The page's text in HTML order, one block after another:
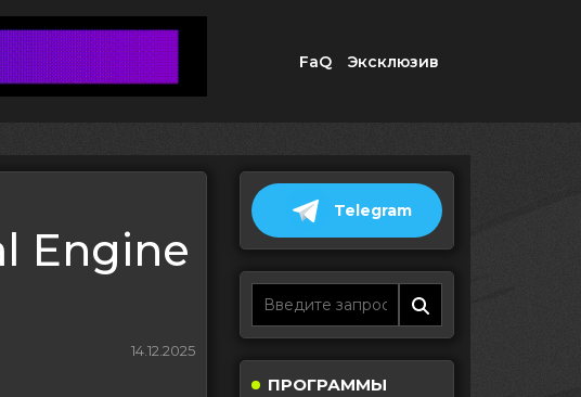
FaQ Эксклюзив
Engine
14.12.2025
Telegram
ПРОГРАММЫ